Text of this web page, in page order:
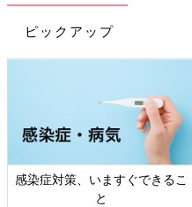
ピックアップ
感染症対策、いますぐできるこ
と